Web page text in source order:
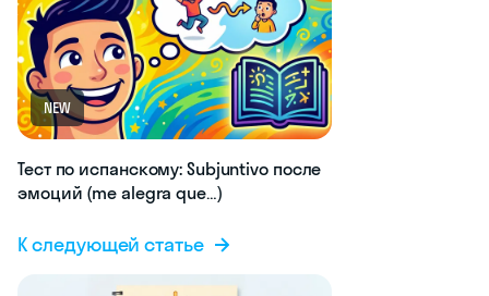
NEW
Тест по испанскому: Subjuntivo после
эмоций (me alegra que…)
К следующей статье